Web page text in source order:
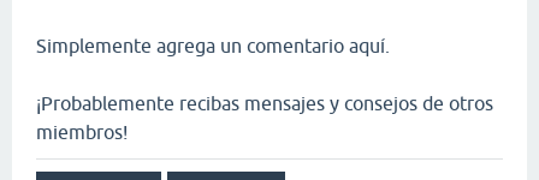
Simplemente agrega un comentario aquí.
¡Probablemente recibas mensajes y consejos de otros
miembros!